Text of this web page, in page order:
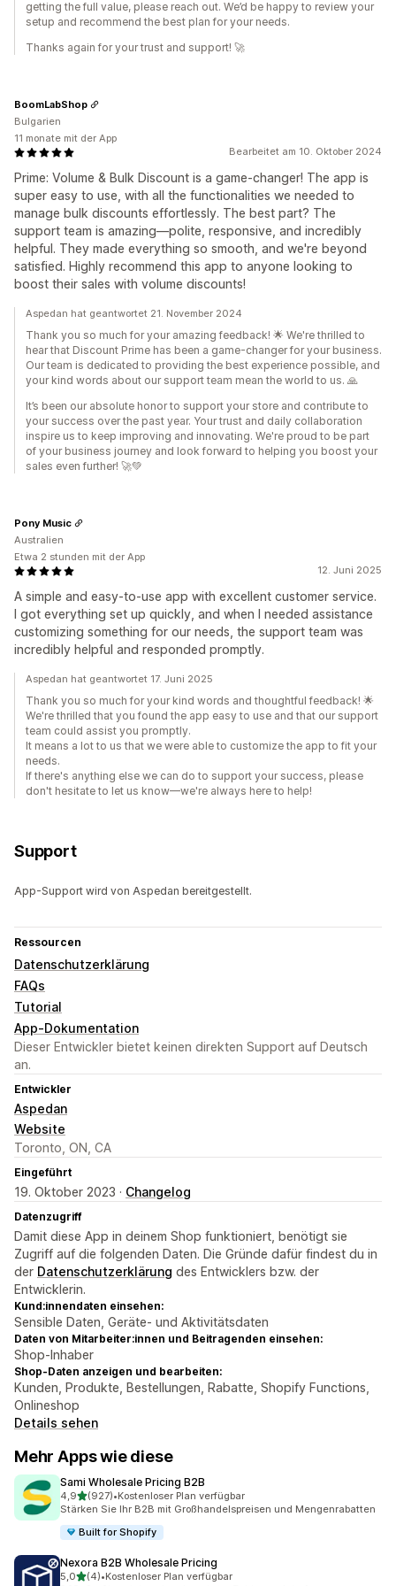
getting the full value, please reach out. We’d be happy to review your
setup and recommend the best plan for your needs.
Thanks again for your trust and support! 🚀
Bearbeitet am 10. Oktober 2024
Prime: Volume & Bulk Discount is a game-changer! The app is
super easy to use, with all the functionalities we needed to
manage bulk discounts effortlessly. The best part? The
support team is amazing—polite, responsive, and incredibly
helpful. They made everything so smooth, and we're beyond
satisfied. Highly recommend this app to anyone looking to
boost their sales with volume discounts!
BoomLabShop
Bulgarien
11 monate mit der App
Aspedan hat geantwortet 21. November 2024
Thank you so much for your amazing feedback! 🌟 We're thrilled to
hear that Discount Prime has been a game-changer for your business.
Our team is dedicated to providing the best experience possible, and
your kind words about our support team mean the world to us. 🙏
It’s been our absolute honor to support your store and contribute to
your success over the past year. Your trust and daily collaboration
inspire us to keep improving and innovating. We're proud to be part
of your business journey and look forward to helping you boost your
sales even further! 🚀💚
12. Juni 2025
A simple and easy-to-use app with excellent customer service.
I got everything set up quickly, and when I needed assistance
customizing something for our needs, the support team was
incredibly helpful and responded promptly.
Pony Music
Australien
Etwa 2 stunden mit der App
Aspedan hat geantwortet 17. Juni 2025
Thank you so much for your kind words and thoughtful feedback! 🌟
We're thrilled that you found the app easy to use and that our support
team could assist you promptly.
It means a lot to us that we were able to customize the app to fit your
needs.
If there's anything else we can do to support your success, please
don't hesitate to let us know—we're always here to help!
Support
App-Support wird von Aspedan bereitgestellt.
Ressourcen
Datenschutzerklärung
FAQs
Tutorial
App-Dokumentation
Dieser Entwickler bietet keinen direkten Support auf Deutsch
an.
Entwickler
Aspedan
Website
Toronto, ON, CA
Eingeführt
19. Oktober 2023 · Changelog
Datenzugriff
Damit diese App in deinem Shop funktioniert, benötigt sie
Zugriff auf die folgenden Daten. Die Gründe dafür findest du in
der Datenschutzerklärung des Entwicklers bzw. der
Entwicklerin.
Kund:innendaten einsehen:
Sensible Daten, Geräte- und Aktivitätsdaten
Daten von Mitarbeiter:innen und Beitragenden einsehen:
Shop-Inhaber
Shop-Daten anzeigen und bearbeiten:
Kunden, Produkte, Bestellungen, Rabatte, Shopify Functions,
Onlineshop
Details sehen
Mehr Apps wie diese
Sami Wholesale Pricing B2B
4,9von 5 Sternen
(927)
927 Rezensionen insgesamt
•Kostenloser Plan verfügbar
Stärken Sie Ihr B2B mit Großhandelspreisen und Mengenrabatten
Built for Shopify
Nexora B2B Wholesale Pricing
5,0von 5 Sternen
(4)
4 Rezensionen insgesamt
•Kostenloser Plan verfügbar